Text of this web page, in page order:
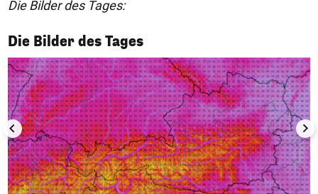
Die Bilder des Tages:
Die Bilder des Tages
1/50